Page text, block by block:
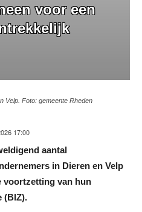
voor een
Velp. Foto: gemeente Rheden
17:00
aantal
in Dieren en Velp
voortzetting van hun
(BIZ).